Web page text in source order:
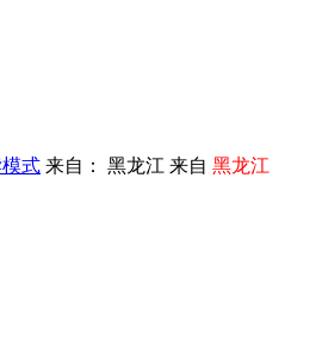
式 来自： 黑龙江 来自 黑龙江